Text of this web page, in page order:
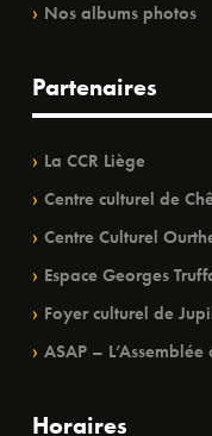
Nos albums photos
Partenaires
La CCR Liège
Centre culturel de
Centre Culturel
Espace Georges
Foyer culturel de
ASAP –
Horaires